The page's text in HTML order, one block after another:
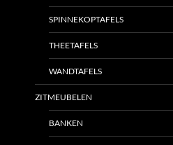
SPINNEKOPTAFELS
THEETAFELS
WANDTAFELS
ZITMEUBELEN
BANKEN